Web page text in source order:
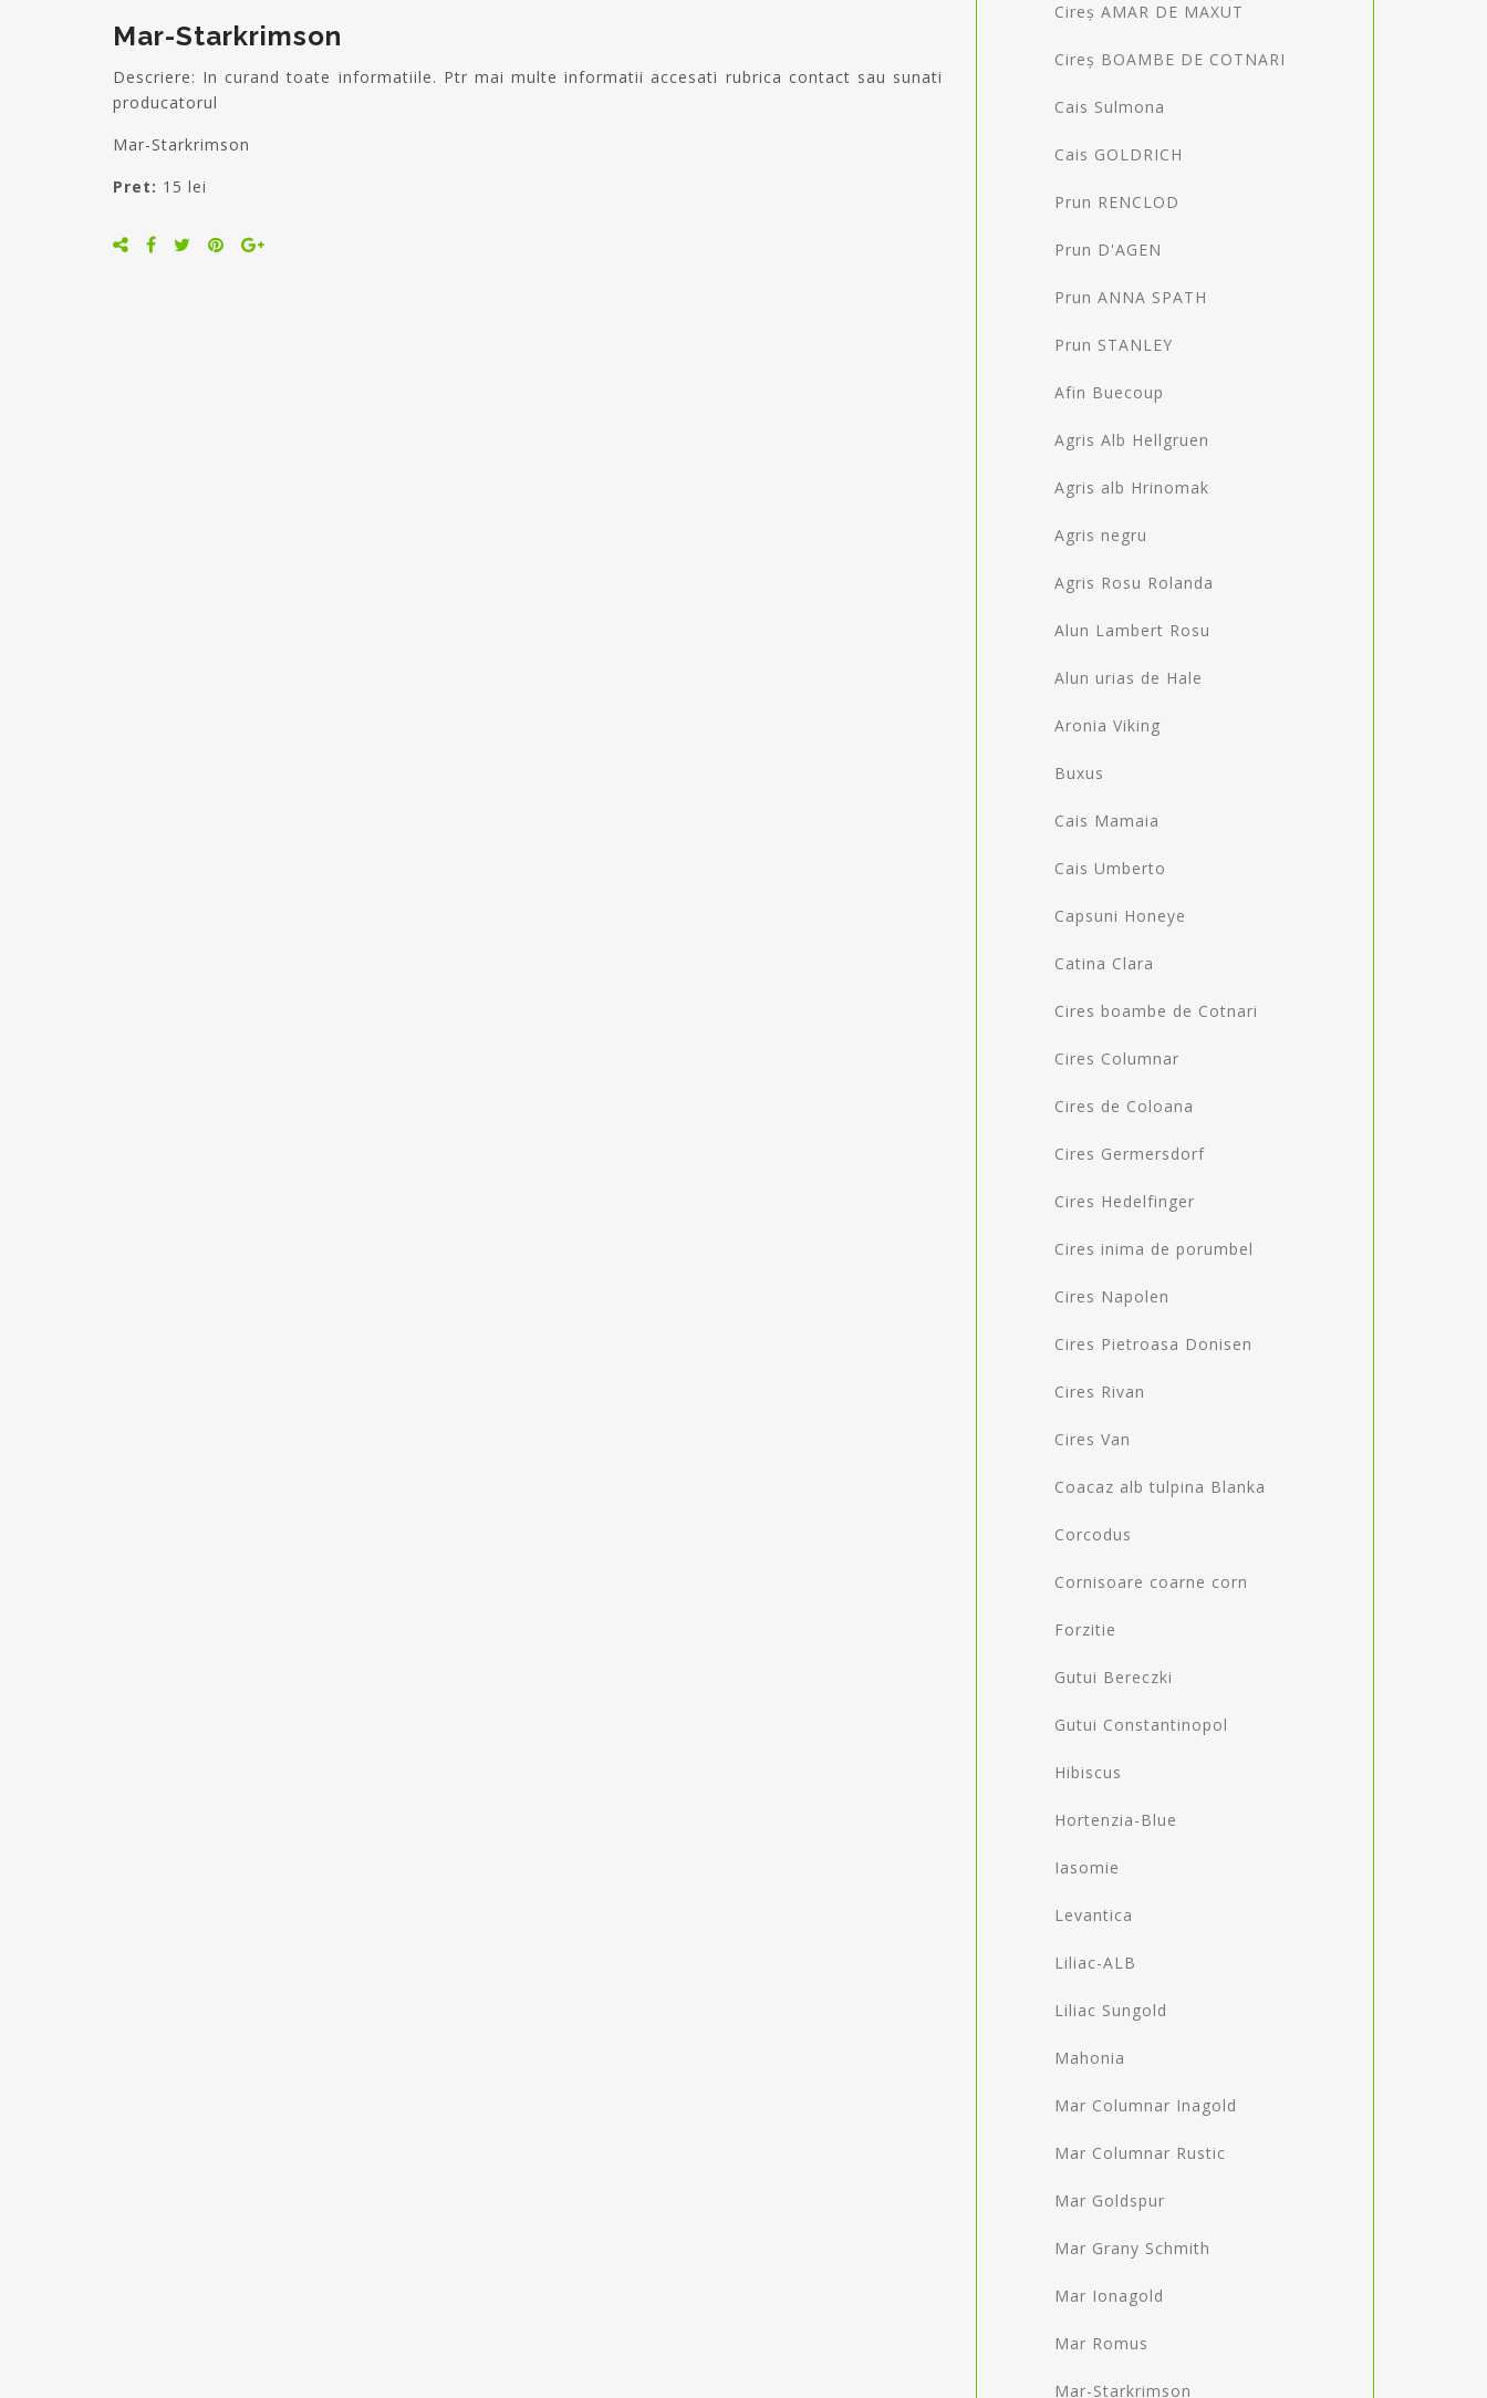
Mar-Starkrimson
Descriere: In curand toate informatiile. Ptr mai multe informatii accesati rubrica contact sau sunati
producatorul
Mar-Starkrimson
Pret: 15 lei
Cireș AMAR DE MAXUT
Cireș BOAMBE DE COTNARI
Cais Sulmona
Cais GOLDRICH
Prun RENCLOD
Prun D'AGEN
Prun ANNA SPATH
Prun STANLEY
Afin Buecoup
Agris Alb Hellgruen
Agris alb Hrinomak
Agris negru
Agris Rosu Rolanda
Alun Lambert Rosu
Alun urias de Hale
Aronia Viking
Buxus
Cais Mamaia
Cais Umberto
Capsuni Honeye
Catina Clara
Cires boambe de Cotnari
Cires Columnar
Cires de Coloana
Cires Germersdorf
Cires Hedelfinger
Cires inima de porumbel
Cires Napolen
Cires Pietroasa Donisen
Cires Rivan
Cires Van
Coacaz alb tulpina Blanka
Corcodus
Cornisoare coarne corn
Forzitie
Gutui Bereczki
Gutui Constantinopol
Hibiscus
Hortenzia-Blue
Iasomie
Levantica
Liliac-ALB
Liliac Sungold
Mahonia
Mar Columnar Inagold
Mar Columnar Rustic
Mar Goldspur
Mar Grany Schmith
Mar Ionagold
Mar Romus
Mar-Starkrimson